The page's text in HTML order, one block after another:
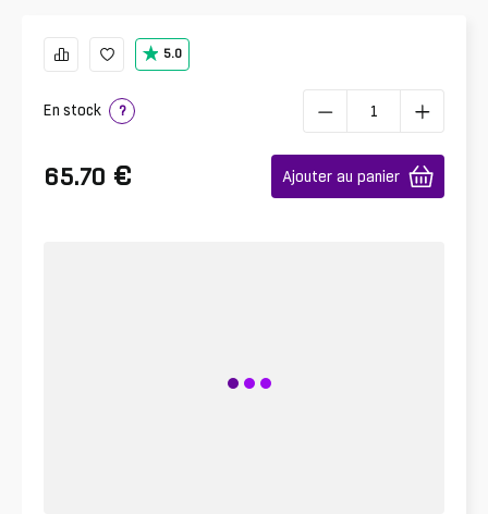
5.0
En stock ?
65.70 € Ajouter au panier